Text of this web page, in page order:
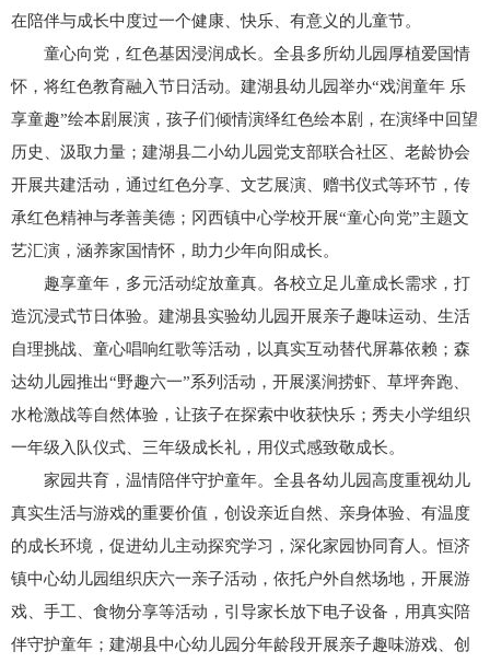
在陪伴与成长中度过一个健康、快乐、有意义的儿童节。
童心向党，红色基因浸润成长。全县多所幼儿园厚植爱国情
怀，将红色教育融入节日活动。建湖县幼儿园举办“戏润童年 乐
享童趣”绘本剧展演，孩子们倾情演绎红色绘本剧，在演绎中回望
历史、汲取力量；建湖县二小幼儿园党支部联合社区、老龄协会
开展共建活动，通过红色分享、文艺展演、赠书仪式等环节，传
承红色精神与孝善美德；冈西镇中心学校开展“童心向党”主题文
艺汇演，涵养家国情怀，助力少年向阳成长。
趣享童年，多元活动绽放童真。各校立足儿童成长需求，打
造沉浸式节日体验。建湖县实验幼儿园开展亲子趣味运动、生活
自理挑战、童心唱响红歌等活动，以真实互动替代屏幕依赖；森
达幼儿园推出“野趣六一”系列活动，开展溪涧捞虾、草坪奔跑、
水枪激战等自然体验，让孩子在探索中收获快乐；秀夫小学组织
一年级入队仪式、三年级成长礼，用仪式感致敬成长。
家园共育，温情陪伴守护童年。全县各幼儿园高度重视幼儿
真实生活与游戏的重要价值，创设亲近自然、亲身体验、有温度
的成长环境，促进幼儿主动探究学习，深化家园协同育人。恒济
镇中心幼儿园组织庆六一亲子活动，依托户外自然场地，开展游
戏、手工、食物分享等活动，引导家长放下电子设备，用真实陪
伴守护童年；建湖县中心幼儿园分年龄段开展亲子趣味游戏、创